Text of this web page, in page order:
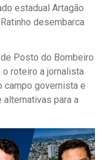
estadual Artagão
desembarca
Posto do Bombeiro
o roteiro a jornalista
campo governista e
para a